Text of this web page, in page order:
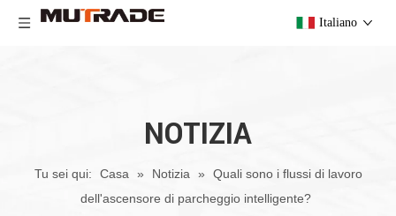
Italiano
NOTIZIA
Tu sei qui: Casa » Notizia » Quali sono i flussi di lavoro
dell'ascensore di parcheggio intelligente?